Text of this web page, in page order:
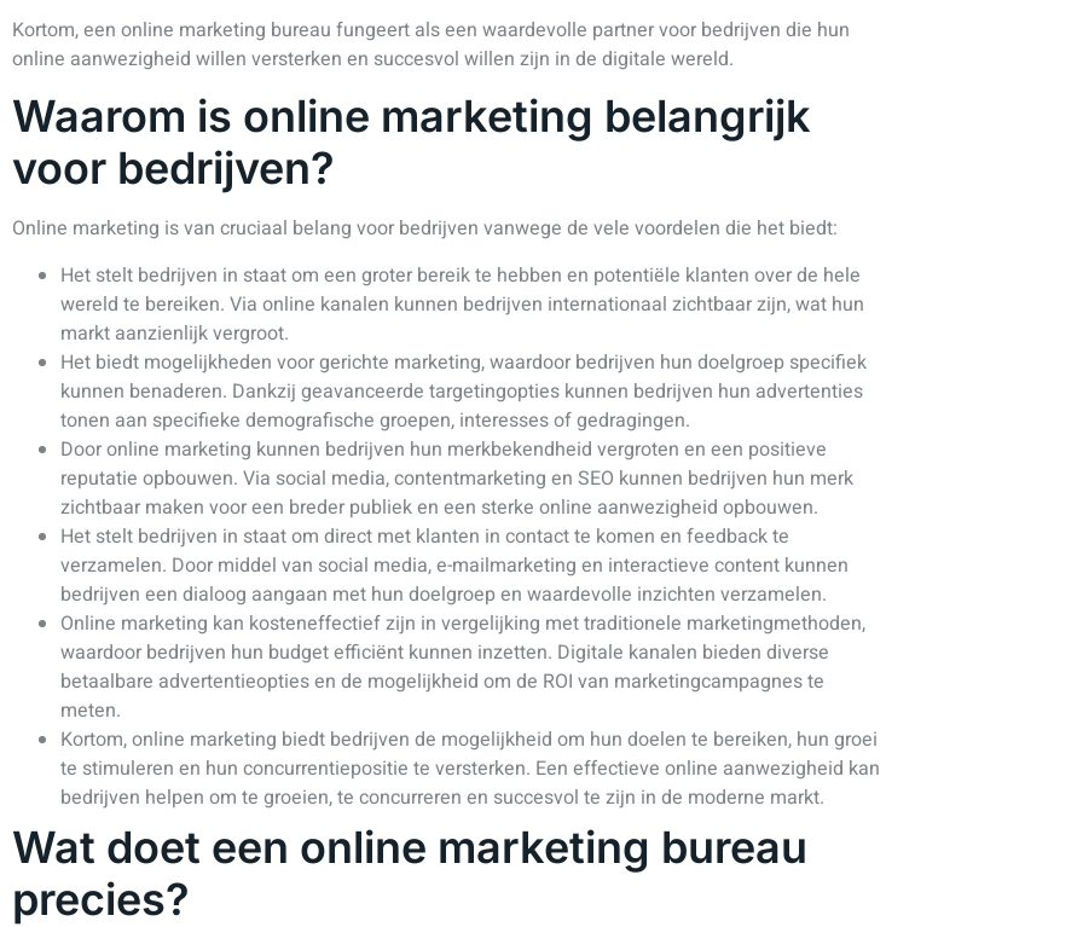
Kortom, een online marketing bureau fungeert als een waardevolle partner voor bedrijven die hun
online aanwezigheid willen versterken en succesvol willen zijn in de digitale wereld.
Waarom is online marketing belangrijk
voor bedrijven?
Online marketing is van cruciaal belang voor bedrijven vanwege de vele voordelen die het biedt:
Het stelt bedrijven in staat om een groter bereik te hebben en potentiële klanten over de hele
wereld te bereiken. Via online kanalen kunnen bedrijven internationaal zichtbaar zijn, wat hun
markt aanzienlijk vergroot.
Het biedt mogelijkheden voor gerichte marketing, waardoor bedrijven hun doelgroep specifiek
kunnen benaderen. Dankzij geavanceerde targetingopties kunnen bedrijven hun advertenties
tonen aan specifieke demografische groepen, interesses of gedragingen.
Door online marketing kunnen bedrijven hun merkbekendheid vergroten en een positieve
reputatie opbouwen. Via social media, contentmarketing en SEO kunnen bedrijven hun merk
zichtbaar maken voor een breder publiek en een sterke online aanwezigheid opbouwen.
Het stelt bedrijven in staat om direct met klanten in contact te komen en feedback te
verzamelen. Door middel van social media, e-mailmarketing en interactieve content kunnen
bedrijven een dialoog aangaan met hun doelgroep en waardevolle inzichten verzamelen.
Online marketing kan kosteneffectief zijn in vergelijking met traditionele marketingmethoden,
waardoor bedrijven hun budget efficiënt kunnen inzetten. Digitale kanalen bieden diverse
betaalbare advertentieopties en de mogelijkheid om de ROI van marketingcampagnes te
meten.
Kortom, online marketing biedt bedrijven de mogelijkheid om hun doelen te bereiken, hun groei
te stimuleren en hun concurrentiepositie te versterken. Een effectieve online aanwezigheid kan
bedrijven helpen om te groeien, te concurreren en succesvol te zijn in de moderne markt.
Wat doet een online marketing bureau
precies?